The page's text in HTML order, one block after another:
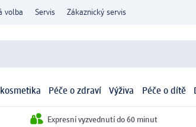
volba Servis Zákaznický servis
Péče o zdraví Výživa Péče o dítě
Expresní vyzvednutí do 60 minut